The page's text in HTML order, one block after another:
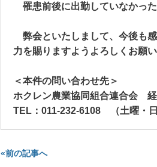
罹患前後に出勤していなかっ
弊会といたしまして、今後も
力を賜りますようよろしくお願い
＜本件の問い合わせ先＞
ホクレン農業協同組合連合会
TEL： 011-232-6108（土曜・日
«前の記事へ